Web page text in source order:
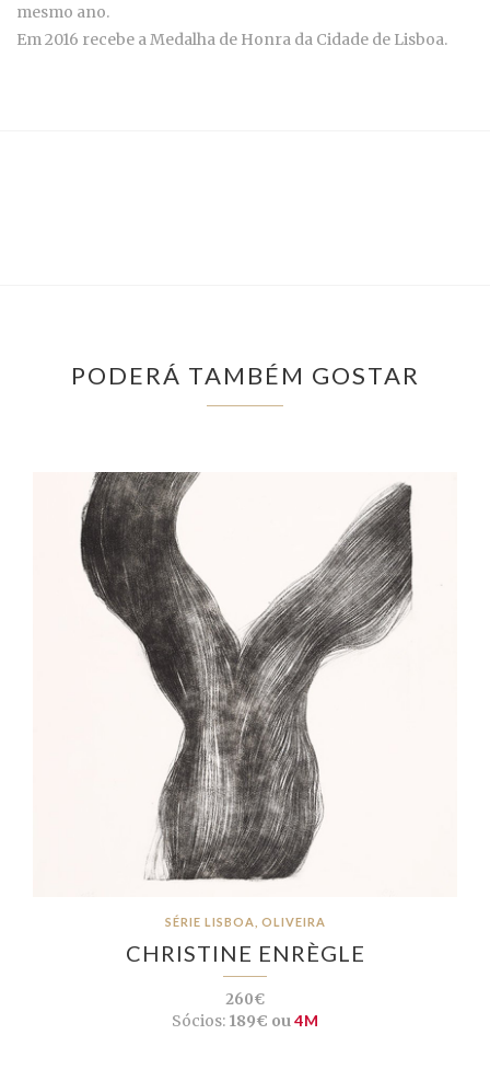
mesmo ano.
Em 2016 recebe a Medalha de Honra da Cidade de Lisboa.
PODERÁ TAMBÉM GOSTAR
SÉRIE LISBOA, OLIVEIRA
CHRISTINE ENRÈGLE
260€
Sócios:189€ ou4M